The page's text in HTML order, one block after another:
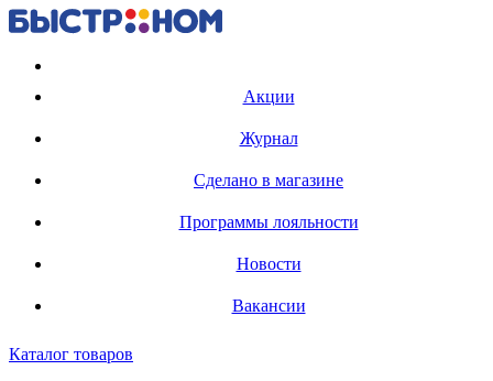
Акции
Журнал
Сделано в магазине
Программы лояльности
Новости
Вакансии
Каталог товаров